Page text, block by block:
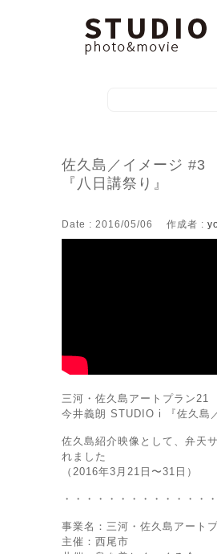
佐久島／イメージ #3
『八日講祭り』
Date : 2016/05/06 作成者 :
三河・佐久島アートプラン21
今井義朗 STUDIO i 『佐久島
佐久島紹介映像として、弁天
れました
（2016年3月21日〜31日）
・・・・・・・・・・・・・
事業名：三河・佐久島アート
主催：西尾市